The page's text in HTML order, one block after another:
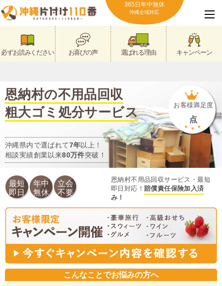
365日年中無休
沖縄全域対応
必ずお読みください お喜びの声 選ばれる理由 キャンペーン
恩納村の不用品回収
粗大ゴミ処分サービス
沖縄県内で選ばれて7年以上！
相談実績創業以来80万件突破！
お客様満足度
点
最短
即日
年中
無休
立会
不要
恩納村不用品回収サービス・最短
即日対応！ 賠償責任保険加入済
み！
こんなことでお悩みの方へ